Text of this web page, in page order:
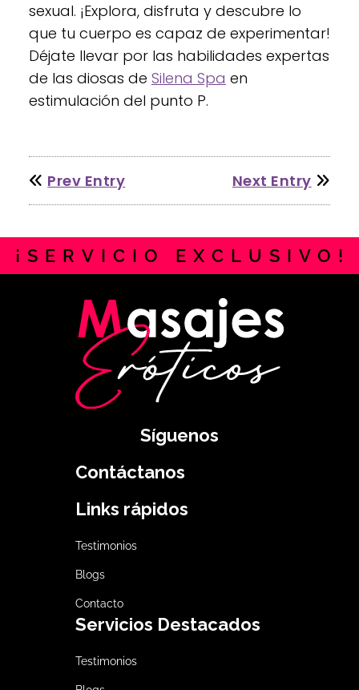
sexual. ¡Explora, disfruta y descubre lo
que tu cuerpo es capaz de experimentar!
Déjate llevar por las habilidades expertas
de las diosas de Silena Spa en
estimulación del punto P.
Prev Entry Next Entry
¡ S E R V I C I O E X C L U S I V O !
Síguenos
Contáctanos
Links rápidos
Testimonios
Blogs
Contacto
Servicios Destacados
Testimonios